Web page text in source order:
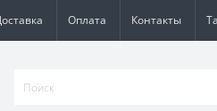
Оплата Контакты